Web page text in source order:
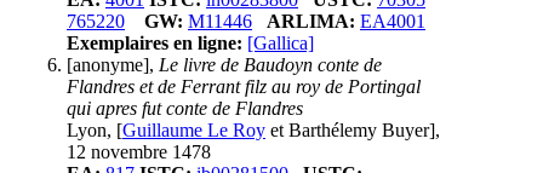
765220
GW: M11446 ARLIMA: EA4001
Exemplaires en ligne: [Gallica]
[anonyme], Le livre de Baudoyn conte de
Flandres et de Ferrant filz au roy de Portingal
qui apres fut conte de Flandres
Lyon, [Guillaume Le Roy et Barthélemy Buyer],
12 novembre 1478